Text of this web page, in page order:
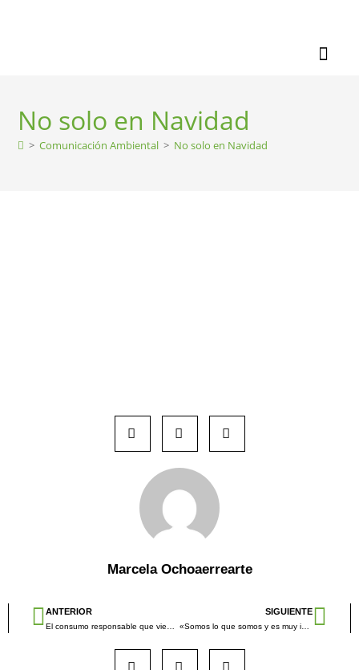
No solo en Navidad
> Comunicación Ambiental > No solo en Navidad
Marcela Ochoaerrearte
ANTERIOR SIGUIENTE
«Somos lo que somos y es muy importante averiguarlo»